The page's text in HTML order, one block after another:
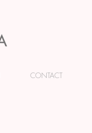
CONTACT